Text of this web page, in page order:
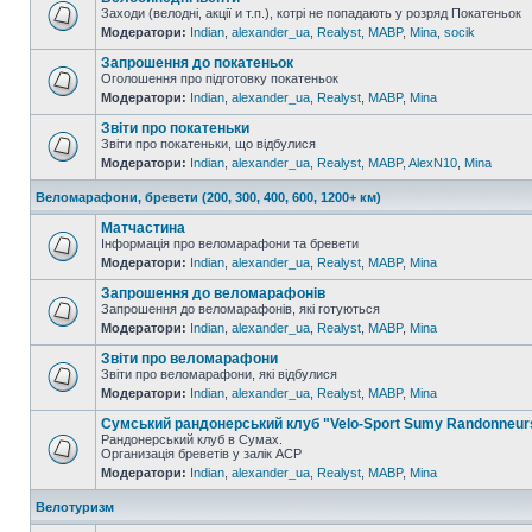
Заходи (велодні, акції и т.п.), котрі не попадають у розряд Покатеньок
Модератори: Indian alexander_ua Realyst MABP, Mina socik
Запрошення до покатеньок
Оголошення про підготовку покатеньок
Модератори: Indian alexander_ua Realyst MABP, Mina
Звіти про покатеньки
Звіти про покатеньки, що відбулися
Модератори: Indian alexander_ua Realyst MABP, AlexN10 Mina
Веломарафони, бревети (200, 300, 400, 600, 1200+ км)
Матчастина
Інформація про веломарафони та бревети
Модератори: Indian alexander_ua Realyst MABP, Mina
Запрошення до веломарафонів
Запрошення до веломарафонів, які готуються
Модератори: Indian alexander_ua Realyst MABP, Mina
Звіти про веломарафони
Звіти про веломарафони, які відбулися
Модератори: Indian alexander_ua Realyst MABP, Mina
Сумський рандонерський клуб "Velo-Sport Sumy
Рандонерський клуб в Сумах.
Организація бреветів у залік АСР
Модератори: Indian alexander_ua Realyst MABP, Mina
Велотуризм